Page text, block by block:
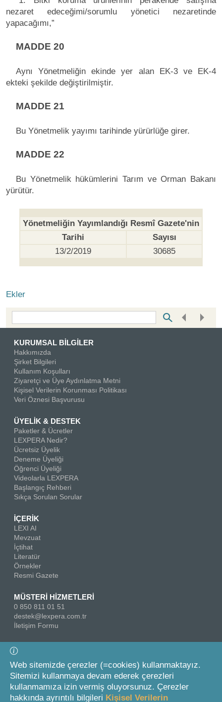
nezaret edeceğimi/sorumlu yönetici nezaretinde
yapacağımı,”
MADDE 20
Aynı Yönetmeliğin ekinde yer alan EK-3 ve EK-4
ekteki şekilde değiştirilmiştir.
MADDE 21
Bu Yönetmelik yayımı tarihinde yürürlüğe girer.
MADDE 22
Bu Yönetmelik hükümlerini Tarım ve Orman Bakanı
yürütür.
Yönetmeliğin Yayımlandığı Resmî Gazete'nin
Tarihi
Sayısı
13/2/2019
30685
Ekler
KURUMSAL BİLGİLER
Hakkımızda
Şirket Bilgileri
Kullanım Koşulları
Ziyaretçi ve Üye Aydınlatma Metni
Kişisel Verilerin Korunması Politikası
Veri Öznesi Başvurusu
ÜYELİK & DESTEK
Paketler & Ücretler
LEXPERA Nedir?
Ücretsiz Üyelik
Deneme Üyeliği
Öğrenci Üyeliği
Videolarla LEXPERA
Başlangıç Rehberi
Sıkça Sorulan Sorular
İÇERİK
LEXI AI
Mevzuat
İçtihat
Literatür
Örnekler
Resmi Gazete
MÜSTERİ HİZMETLERİ
0 850 811 01 51
destek@lexpera.com.tr
İletişim Formu
Bizi Takip Edin
Web sitemizde çerezler (=cookies) kullanmaktayız.
Sitemizi kullanmaya devam ederek çerezleri
kullanmamıza izin vermiş oluyorsunuz. Çerezler
hakkında ayrıntılı bilgileri Kişisel Verilerin